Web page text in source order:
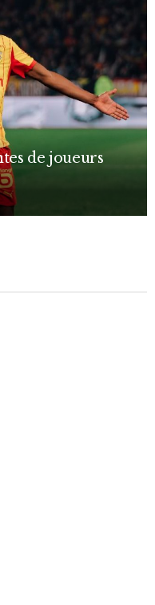
de joueurs